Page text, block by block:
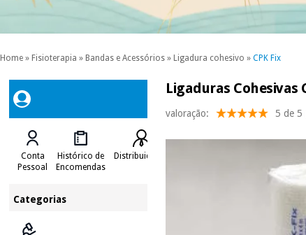
Home » Fisioterapia » Bandas e Acessórios » Ligadura cohesivo » CPK Fix
Conta
Pessoal
Histórico de
Encomendas
Distribuidores
Categorias
Ligaduras Cohesivas
valoração: 5 de 5